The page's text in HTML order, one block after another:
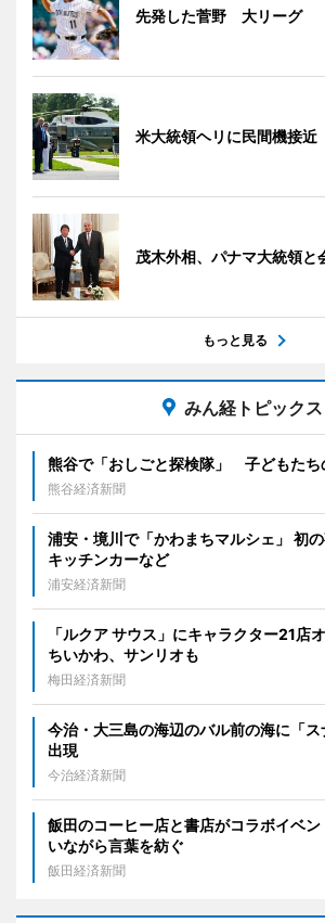
先発した菅野 大リーグ
米大統領ヘリに民間機接近
茂木外相、パナマ大統領と
もっと見る
みん経トピックス
熊谷で「おしごと探検隊」 子どもたち
熊谷経済新聞
浦安・境川で「かわまちマルシェ」 初
キッチンカーなど
浦安経済新聞
「ルクア サウス」にキャラクター21
ちいかわ、サンリオも
梅田経済新聞
今治・大三島の海辺のバル前の海に「
出現
今治経済新聞
飯田のコーヒー店と書店がコラボイベ
いながら言葉を紡ぐ
飯田経済新聞